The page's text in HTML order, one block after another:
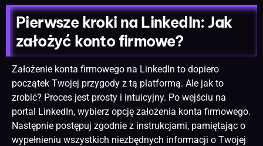
Pierwsze kroki na LinkedIn: Jak
założyć konto firmowe?
Założenie konta firmowego na LinkedIn to dopiero
początek Twojej przygody z tą platformą. Ale jak to
zrobić? Proces jest prosty i intuicyjny. Po wejściu na
portal LinkedIn, wybierz opcję założenia konta firmowego.
Następnie postępuj zgodnie z instrukcjami, pamiętając o
wypełnieniu wszystkich niezbędnych informacji o Twojej